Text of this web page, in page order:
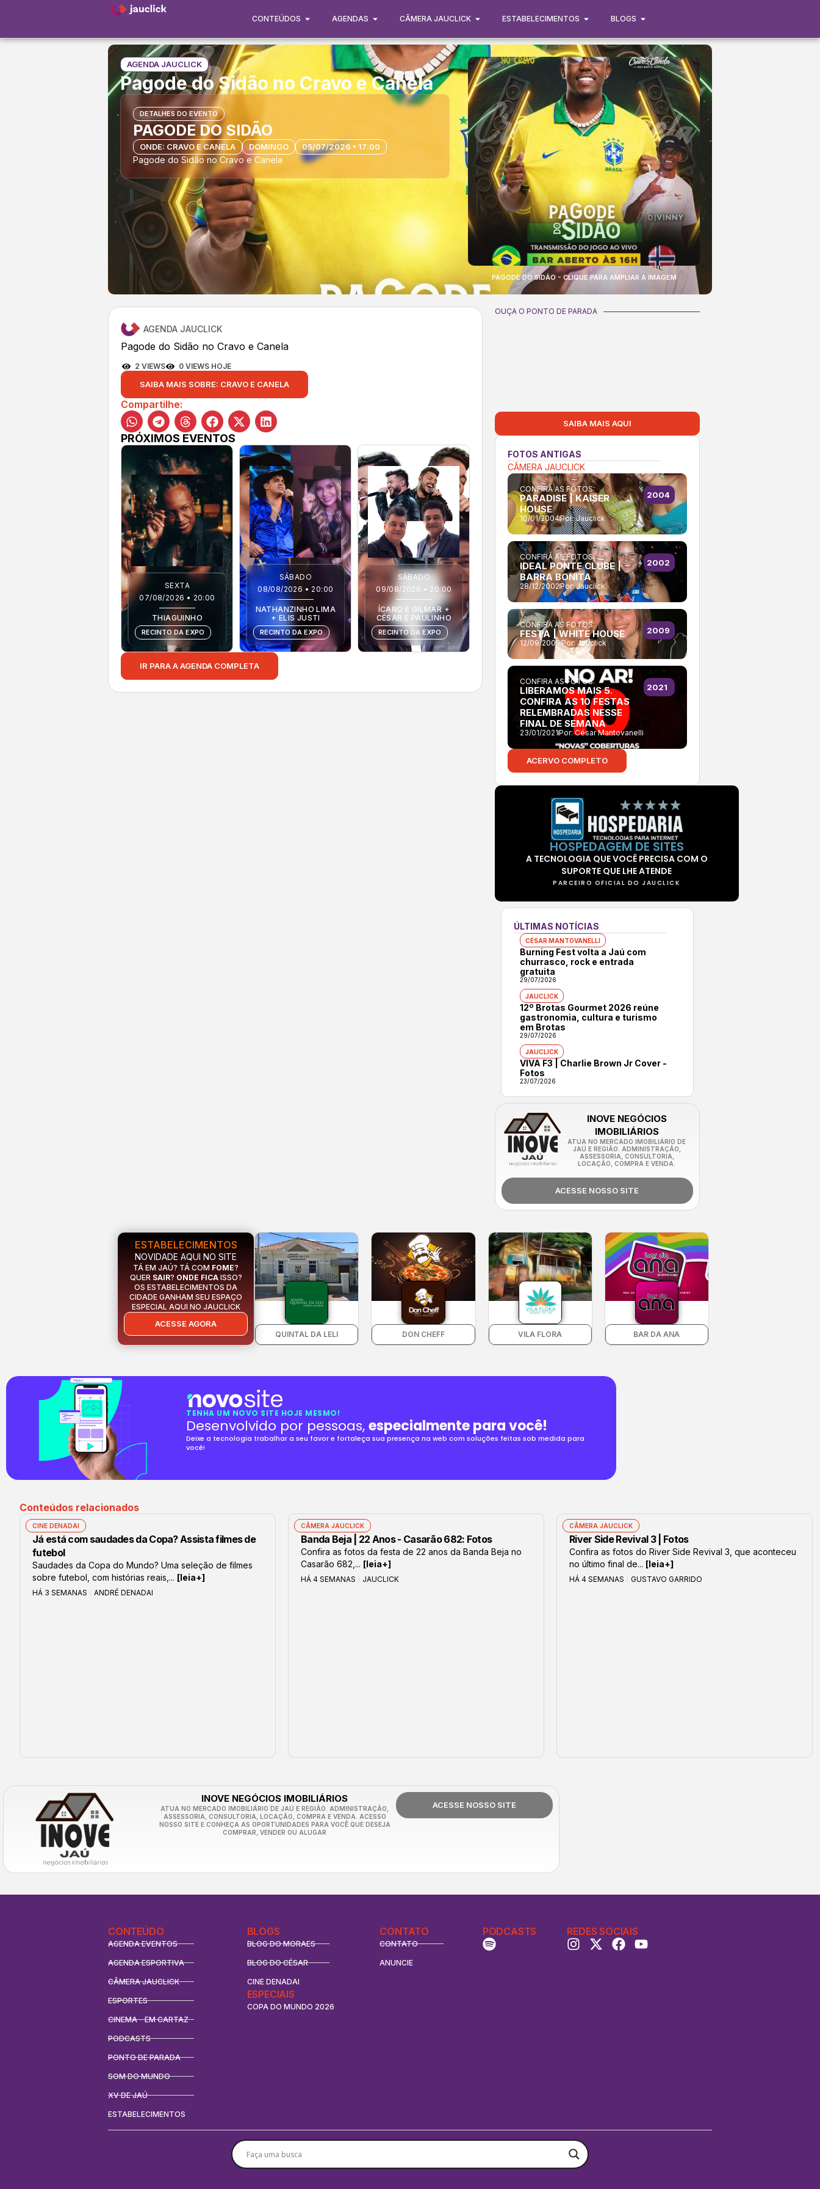
CONTEÚDOS AGENDAS CÂMERA JAUCLICK ESTABELECIMENTOS BLOGS
AGENDA JAUCLICK
Pagode do Sidão no Cravo e Canela
DETALHES DO EVENTO
PAGODE DO SIDÃO
ONDE: CRAVO E CANELA DOMINGO 05/07/2026 • 17:00
Pagode do Sidão no Cravo e Canela
PAGODE DO SIDÃO - CLIQUE PARA AMPLIAR A IMAGEM
AGENDA JAUCLICK
Pagode do Sidão no Cravo e Canela
2 VIEWS 0 VIEWS HOJE
SAIBA MAIS SOBRE: CRAVO E CANELA
Compartilhe:
PRÓXIMOS EVENTOS
SEXTA
07/08/2026 • 20:00
THIAGUINHO
RECINTO DA EXPO
SÁBADO
08/08/2026 • 20:00
NATHANZINHO LIMA
+ ELIS JUSTI
RECINTO DA EXPO
SÁBADO
09/08/2026 • 20:00
ÍCARO E GILMAR +
CÉSAR E PAULINHO
RECINTO DA EXPO
IR PARA A AGENDA COMPLETA
OUÇA O PONTO DE PARADA
SAIBA MAIS AQUI
FOTOS ANTIGAS
CÂMERA JAUCLICK
CONFIRA AS FOTOS:
PARADISE | KAISER
HOUSE
10/01/2004Por:Jauclick
2004
CONFIRA AS FOTOS:
IDEAL PONTE CLUBE |
BARRA BONITA
28/12/2002Por:Jauclick
2002
CONFIRA AS FOTOS:
FESTA | WHITE HOUSE
12/09/2009Por:Jauclick
2009
CONFIRA AS FOTOS:
LIBERAMOS MAIS 5.
CONFIRA AS 10 FESTAS
RELEMBRADAS NESSE
FINAL DE SEMANA
23/01/2021Por:César Mantovanelli
2021
ACERVO COMPLETO
HOSPEDAGEM DE SITES
A TECNOLOGIA QUE VOCÊ PRECISA COM O
SUPORTE QUE LHE ATENDE
PARCEIRO OFICIAL DO JAUCLICK
ÚLTIMAS NOTÍCIAS
CÉSAR MANTOVANELLI
Burning Fest volta a Jaú com
churrasco, rock e entrada
gratuita
29/07/2026
JAUCLICK
12º Brotas Gourmet 2026 reúne
gastronomia, cultura e turismo
em Brotas
29/07/2026
JAUCLICK
VIVA F3 | Charlie Brown Jr Cover -
Fotos
23/07/2026
INOVE NEGÓCIOS
IMOBILIÁRIOS
ATUA NO MERCADO IMOBILIÁRIO DE
JAÚ E REGIÃO. ADMINISTRAÇÃO,
ASSESSORIA, CONSULTORIA,
LOCAÇÃO, COMPRA E VENDA.
ACESSE NOSSO SITE
QUINTAL DA LELI DON CHEFF VILA FLORA BAR DA ANA
ESTABELECIMENTOS
NOVIDADE AQUI NO SITE
TÁ EM JAÚ? TÁ COM FOME?
QUER SAIR? ONDE FICAISSO?
OS ESTABELECIMENTOS DA
CIDADE GANHAM SEU ESPAÇO
ESPECIAL AQUI NO JAUCLICK
ACESSE AGORA
TENHA UM NOVO SITE HOJE MESMO!
Desenvolvido por pessoas,especialmente para você!
Deixe a tecnologia trabalhar a seu favor e fortaleça sua presença na web com soluções feitas sob medida para
você!
Conteúdos relacionados
CINE DENADAI
Já está com saudades da Copa? Assista filmes de
futebol
Saudades da Copa do Mundo? Uma seleção de filmes
sobre futebol, com histórias reais,... [leia+]
HÁ 3 SEMANAS ANDRÉ DENADAI
CÂMERA JAUCLICK
Banda Beja | 22 Anos - Casarão 682: Fotos
Confira as fotos da festa de 22 anos da Banda Beja no
Casarão 682,... [leia+]
HÁ 4 SEMANAS JAUCLICK
CÂMERA JAUCLICK
River Side Revival 3 | Fotos
Confira as fotos do River Side Revival 3, que aconteceu
no último final de... [leia+]
HÁ 4 SEMANAS GUSTAVO GARRIDO
INOVE NEGÓCIOS IMOBILIÁRIOS
ATUA NO MERCADO IMOBILIÁRIO DE JAÚ E REGIÃO. ADMINISTRAÇÃO,
ASSESSORIA, CONSULTORIA, LOCAÇÃO, COMPRA E VENDA. ACESSO
NOSSO SITE E CONHEÇA AS OPORTUNIDADES PARA VOCÊ QUE DESEJA
COMPRAR, VENDER OU ALUGAR
ACESSE NOSSO SITE
CONTEÚDO
AGENDA EVENTOS
AGENDA ESPORTIVA
CÂMERA JAUCLICK
ESPORTES
CINEMA - EM CARTAZ
PODCASTS
PONTO DE PARADA
SOM DO MUNDO
XV DE JAÚ
ESTABELECIMENTOS
BLOGS
BLOG DO MORAES
BLOG DO CÉSAR
CINE DENADAI
ESPECIAIS
COPA DO MUNDO 2026
CONTATO
CONTATO
ANUNCIE
PODCASTS REDES SOCIAIS